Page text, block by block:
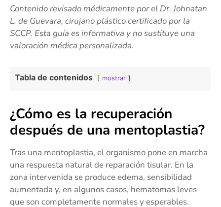
Contenido revisado médicamente por el Dr. Johnatan
L. de Guevara, cirujano plástico certificado por la
SCCP. Esta guía es informativa y no sustituye una
valoración médica personalizada.
Tabla de contenidos mostrar
¿Cómo es la recuperación
después de una mentoplastia?
Tras una mentoplastia, el organismo pone en marcha
una respuesta natural de reparación tisular. En la
zona intervenida se produce edema, sensibilidad
aumentada y, en algunos casos, hematomas leves
que son completamente normales y esperables.